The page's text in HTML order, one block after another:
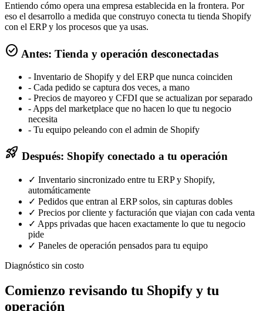
Entiendo cómo opera una empresa establecida en la frontera. Por
eso el desarrollo a medida que construyo conecta tu tienda Shopify
con el ERP y los procesos que ya usas.
check_circle Antes: Tienda y operación desconectadas
- Inventario de Shopify y del ERP que nunca coinciden
- Cada pedido se captura dos veces, a mano
- Precios de mayoreo y CFDI que se actualizan por separado
- Apps del marketplace que no hacen lo que tu negocio
necesita
- Tu equipo peleando con el admin de Shopify
rocket_launch Después: Shopify conectado a tu operación
✓ Inventario sincronizado entre tu ERP y Shopify,
automáticamente
✓ Pedidos que entran al ERP solos, sin capturas dobles
✓ Precios por cliente y facturación que viajan con cada venta
✓ Apps privadas que hacen exactamente lo que tu negocio
pide
✓ Paneles de operación pensados para tu equipo
Diagnóstico sin costo
Comienzo revisando tu Shopify y tu
operación